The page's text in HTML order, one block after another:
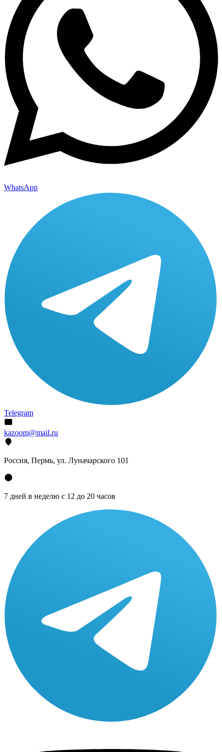
WhatsApp
Telegram
kazoom@mail.ru
Россия, Пермь, ул. Луначарского 101
7 дней в неделю с 12 до 20 часов